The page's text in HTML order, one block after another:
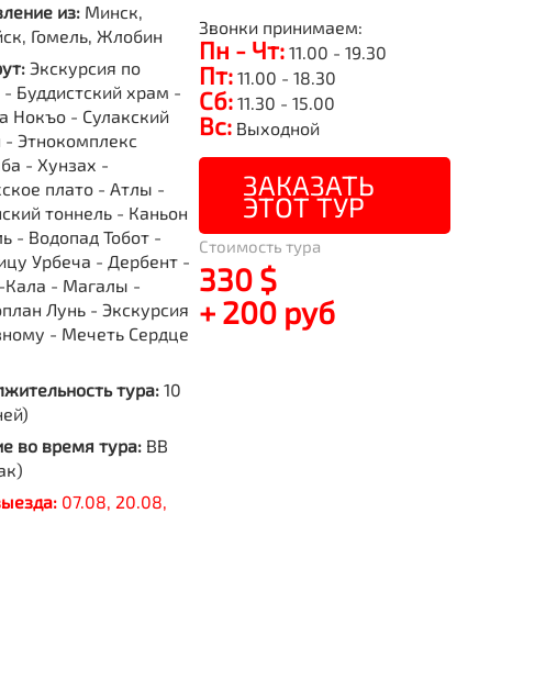
из: Минск,
Гомель, Жлобин
Экскурсия по
- Буддистский храм -
Нокъо - Сулакский
- Этнокомплекс
- Хунзах -
плато - Атлы -
тоннель - Каньон
- Водопад Тобот -
Урбеча - Дербент -
- Магалы -
Лунь - Экскурсия
- Мечеть Сердце
тура: 10
во время тура: BB
07.08, 20.08,
Звонки принимаем:
Пн - Чт:11.00 - 19.30
Пт:11.00 - 18.30
Сб:11.30 - 15.00
Вс:Выходной
ЗАКАЗАТЬ
ЭТОТ ТУР
Стоимость тура
330 $
+ 200 руб